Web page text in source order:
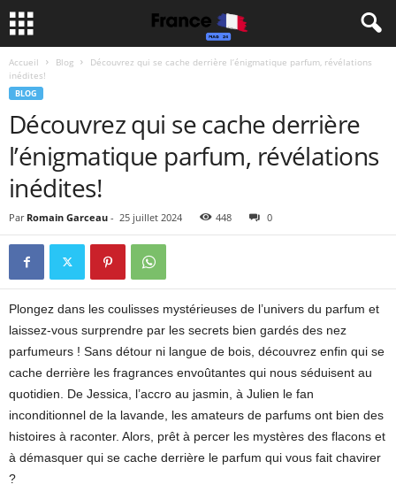
Accueil Blog
Découvrez qui se cache derrière l’énigmatique parfum, révélations
inédites!
BLOG
Découvrez qui se cache derrière
l’énigmatique parfum, révélations
inédites!
Par Romain Garceau - 25 juillet 2024 448 0
Plongez dans les coulisses mystérieuses de l’univers du parfum et
laissez-vous surprendre par les secrets bien gardés des nez
parfumeurs ! Sans détour ni langue de bois, découvrez enfin qui se
cache derrière les fragrances envoûtantes qui nous séduisent au
quotidien. De Jessica, l’accro au jasmin, à Julien le fan
inconditionnel de la lavande, les amateurs de parfums ont bien des
histoires à raconter. Alors, prêt à percer les mystères des flacons et
à démasquer qui se cache derrière le parfum qui vous fait chavirer
?